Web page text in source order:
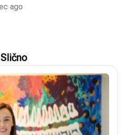
ago
Slično